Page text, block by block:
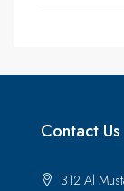
Contact Us
312 Al